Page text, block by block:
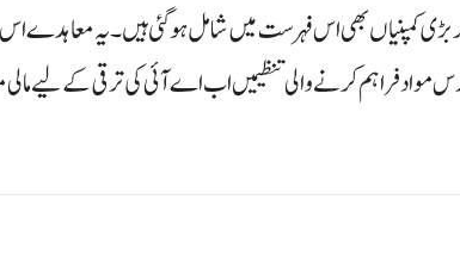
بڑی کمپنیاں بھی اس فہرست میں شامل ہو گئی ہیں۔ یہ
مواد فراہم کرنے والی تنظیمیں اب اے آئی کی ترقی کے لیے